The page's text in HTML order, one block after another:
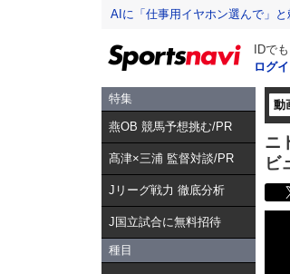
AIに「仕事用イヤホン選んで」
IDで
ログ
特集
燕OB 競馬予想挑む/PR
髙津×三浦 監督対談/PR
Jリーグ戦力 徹底分析
J国立試合に無料招待
種目
動
ニ
ビ